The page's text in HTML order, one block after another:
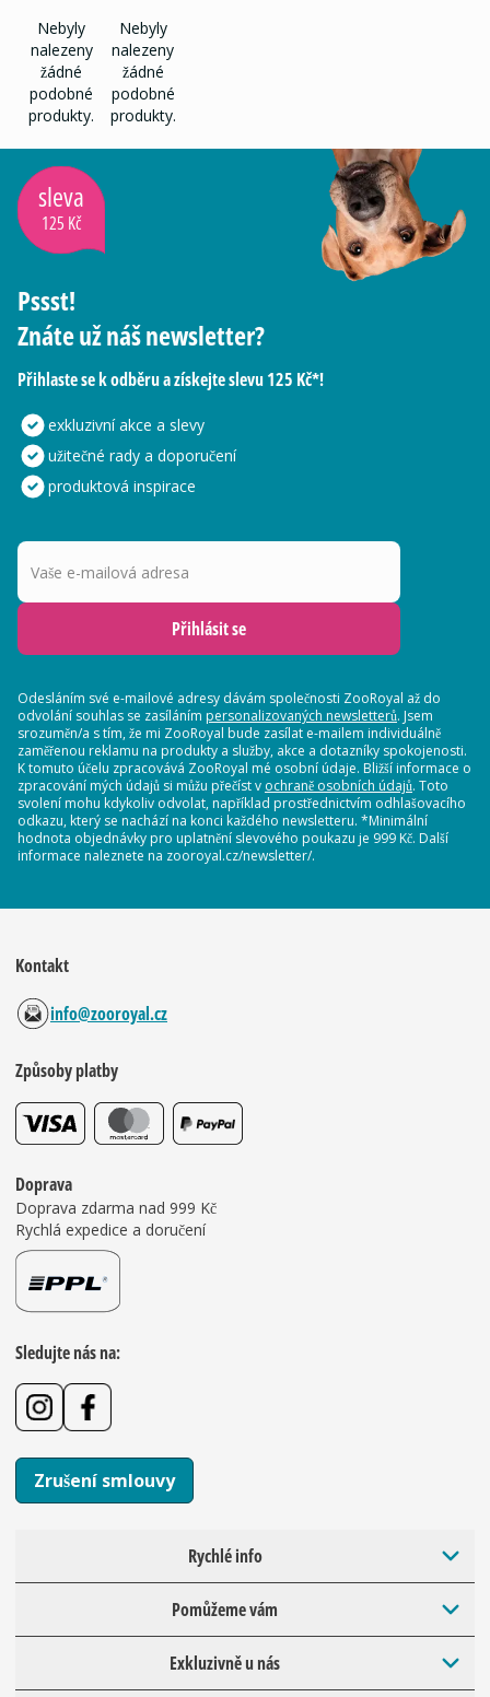
Nebyly
nalezeny
žádné
podobné
produkty.
Nebyly
nalezeny
žádné
podobné
produkty.
sleva
125 Kč
Pssst!
Znáte už náš newsletter?
Přihlaste se k odběru a získejte slevu 125 Kč*!
exkluzivní akce a slevy
užitečné rady a doporučení
produktová inspirace
Vaše e-mailová adresa
Přihlásit se
Odesláním své e-mailové adresy dávám společnosti ZooRoyal až do
odvolání souhlas se zasíláním personalizovaných newsletterů. Jsem
srozuměn/a s tím, že mi ZooRoyal bude zasílat e-mailem individuálně
zaměřenou reklamu na produkty a služby, akce a dotazníky spokojenosti.
K tomuto účelu zpracovává ZooRoyal mé osobní údaje. Bližší informace o
zpracování mých údajů si můžu přečíst v ochraně osobních údajů. Toto
svolení mohu kdykoliv odvolat, například prostřednictvím odhlašovacího
odkazu, který se nachází na konci každého newsletteru. *Minimální
hodnota objednávky pro uplatnění slevového poukazu je 999 Kč. Další
informace naleznete na zooroyal.cz/newsletter/.
Kontakt
info@zooroyal.cz
Způsoby platby
Doprava
Doprava zdarma nad 999 Kč
Rychlá expedice a doručení
Sledujte nás na:
Zrušení smlouvy
Rychlé info
Pomůžeme vám
Exkluzivně u nás